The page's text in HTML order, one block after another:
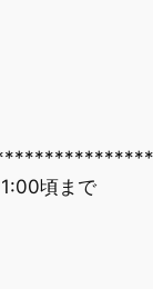
頃まで